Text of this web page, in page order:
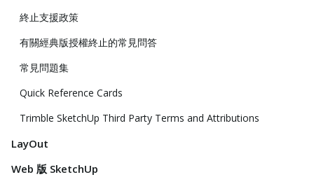
終止支援政策
有關經典版授權終止的常見問答
常見問題集
Quick Reference Cards
Trimble SketchUp Third Party Terms and Attributions
LayOut
Web 版 SketchUp